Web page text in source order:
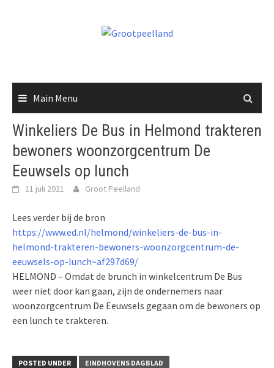
Main Menu
Winkeliers De Bus in Helmond trakteren
bewoners woonzorgcentrum De
Eeuwsels op lunch
11 juli 2021 Groot Peelland
Lees verder bij de bron
https://www.ed.nl/helmond/winkeliers-de-bus-in-
helmond-trakteren-bewoners-woonzorgcentrum-de-
eeuwsels-op-lunch~af297d69/
HELMOND – Omdat de brunch in winkelcentrum De Bus
weer niet door kan gaan, zijn de ondernemers naar
woonzorgcentrum De Eeuwsels gegaan om de bewoners op
een lunch te trakteren.
POSTED UNDER EINDHOVENS DAGBLAD